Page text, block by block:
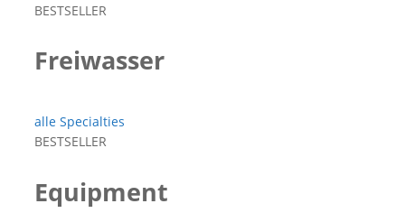
BESTSELLER
Freiwasser
alle Specialties
BESTSELLER
Equipment